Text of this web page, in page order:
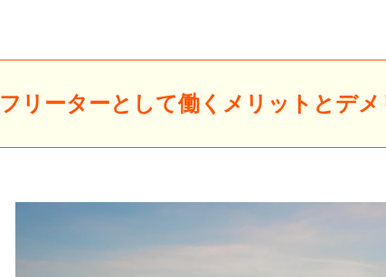
フリーターとして働くメリットとデ